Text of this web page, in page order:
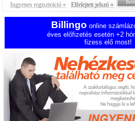
Ingyenes regisztráció » Elfelejtett jelszó »
Billingo online
éves előfizetés esetén +2
fizess elő most!